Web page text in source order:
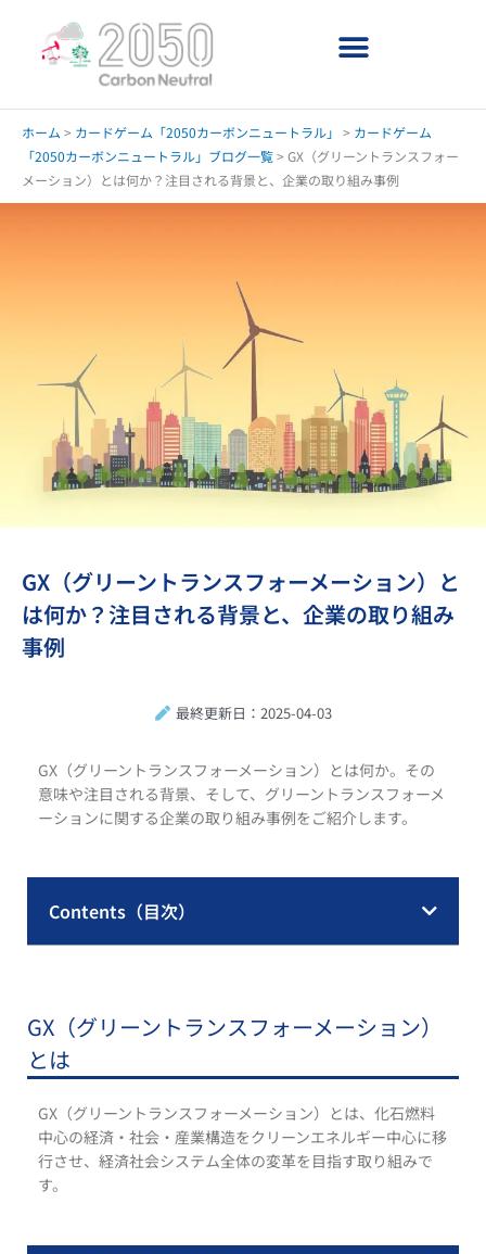
キ
ホーム > カードゲーム「2050カーボンニュートラル」 > カードゲーム
「2050カーボンニュートラル」ブログ一覧>GX（グリーントランスフォー
メーション）とは何か？注目される背景と、企業の取り組み事例
GX（グリーントランスフォーメーション）と
は何か？注目される背景と、企業の取り組み
事例
最終更新日：2025-04-03
GX（グリーントランスフォーメーション）とは何か。その
意味や注目される背景、そして、グリーントランスフォーメ
ーションに関する企業の取り組み事例をご紹介します。
Contents（目次）
GX（グリーントランスフォーメーション）
とは
GX（グリーントランスフォーメーション）とは、化石燃料
中心の経済・社会・産業構造をクリーンエネルギー中心に移
行させ、経済社会システム全体の変革を目指す取り組みで
す。